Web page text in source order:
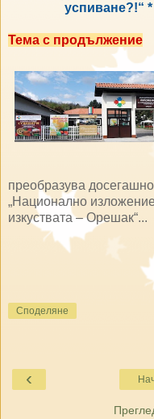
успиване?!“
Тема с продължение
преобразува
„Национално
изкуствата – Орешак“...
Споделяне
‹